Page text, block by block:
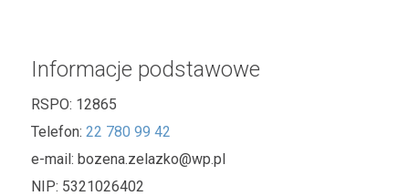
Informacje podstawowe
RSPO: 12865
Telefon: 22 780 99 42
e-mail: bozena.zelazko@wp.pl
NIP: 5321026402